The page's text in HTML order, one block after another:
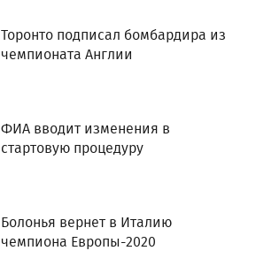
Торонто подписал бомбардира из
чемпионата Англии
ФИА вводит изменения в
стартовую процедуру
Болонья вернет в Италию
чемпиона Европы-2020